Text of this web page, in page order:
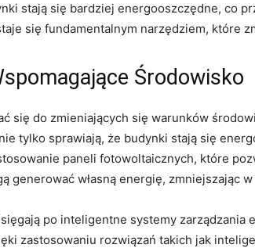
stają się bardziej energooszczędne, co
się ‍fundamentalnym‍ narzędziem, które
‌Środowisko
się do zmieniających się warunków
tylko sprawiają, że budynki stają się
paneli fotowoltaicznych, które
własną ‍energię, zmniejszając
⁢po inteligentne systemy zarządzania
zastosowaniu rozwiązań takich jak